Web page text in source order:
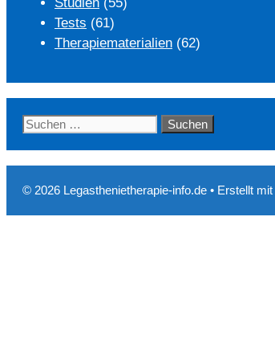
Tests (61)
Therapiematerialien (62)
Suchen
© 2026 Legasthenietherapie-info.de • Erstellt mit